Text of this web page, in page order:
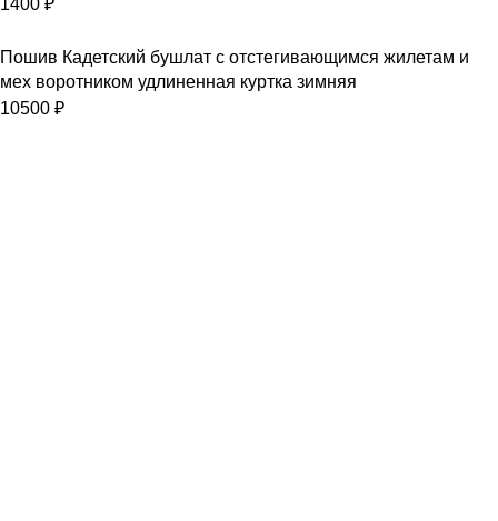
1400 ₽
Пошив Кадетский бушлат с отстегивающимся жилетам и
мех воротником удлиненная куртка зимняя
10500 ₽